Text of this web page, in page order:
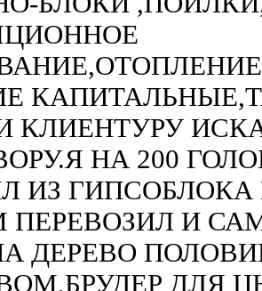
КЛИЕНТУРУ
НА 200
ИЗ ГИПСОБЛОКА
ПЕРЕВОЗИЛ И
ДЕРЕВО
ДЛЯ